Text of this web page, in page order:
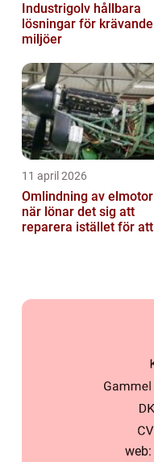
Industrigolv hållbara
lösningar för krävande
miljöer
11 april 2026
Omlindning av elmotor
när lönar det sig att
reparera istället för att
web: